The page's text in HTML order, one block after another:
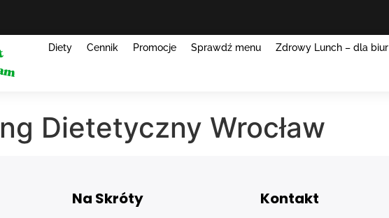
Diety Cennik Promocje Sprawdź menu Zdrowy Lunch – dla biur
Dietetyczny Wrocław
Na Skróty Kontakt